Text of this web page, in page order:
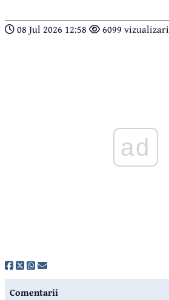
08 Jul 2026 12:58 6099 vizualizari
ad
Comentarii